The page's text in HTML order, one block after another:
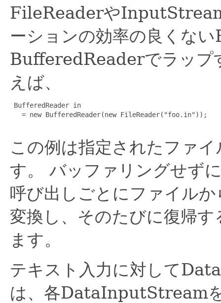
FileReaderや
ーションの効率の良くな
BufferedReaderでラップ
えば、
BufferedReader in
   = new BufferedReader(new FileReader("foo.in"));
この例は指定されたファ
す。
バッファリングせず
呼び出しごとにファイル
変換し、そのたびに復帰
ます。
テキスト入力に対して
は、各DataInputStream